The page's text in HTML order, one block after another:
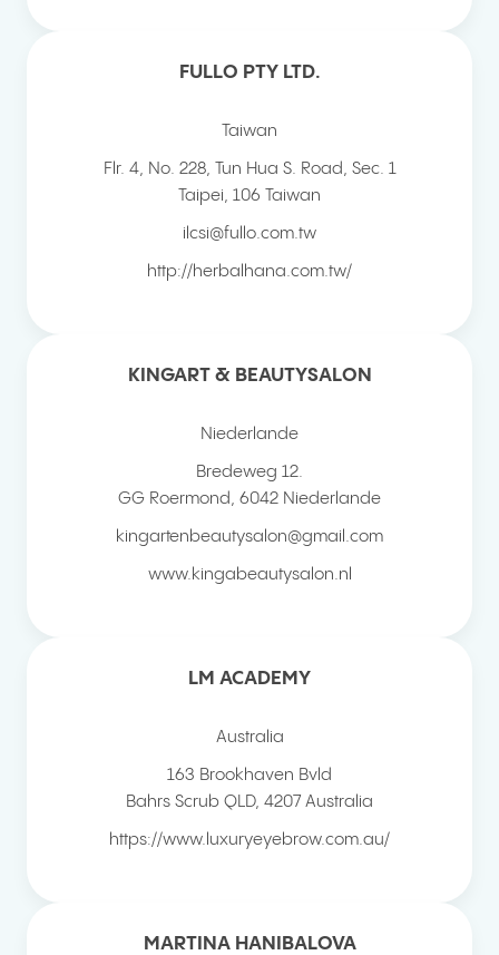
FULLO PTY LTD.
Taiwan
Flr. 4, No. 228, Tun Hua S. Road, Sec. 1
Taipei 106 Taiwan
ilcsi@fullo.com.tw
http://herbalhana.com.tw/
KINGART & BEAUTYSALON
Niederlande
Bredeweg 12.
GG Roermond
6042 Niederlande
kingartenbeautysalon@gmail.com
www.kingabeautysalon.nl
LM ACADEMY
Australia
163 Brookhaven Bvld
Bahrs Scrub QLD, 4207 Australia
https://www.luxuryeyebrow.com.au/
MARTINA HANIBALOVA